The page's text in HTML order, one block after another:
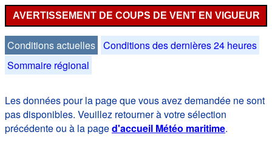
AVERTISSEMENT DE COUPS DE VENT EN VIGUEUR
Conditions actuelles Conditions des dernières 24 heures
Sommaire régional
Les données pour la page que vous avez demandée ne sont
pas disponibles. Veuillez retourner à votre sélection
précédente ou à la paged'accueil Météo maritime.